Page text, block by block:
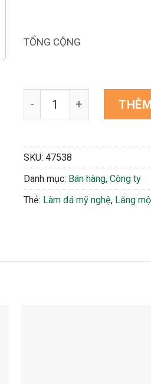
TỔNG CỘNG
Mẫu website cơ sở đá
SKU: 47538
Danh mục: Bán hàng, Công ty
Thẻ: Làm đá mỹ nghệ, Lăng